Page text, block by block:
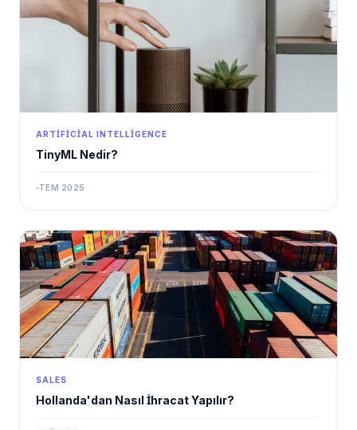
ARTIFICIAL INTELLIGENCE
TinyML Nedir?
TEM 2025
SALES
Hollanda'dan Nasıl İhracat Yapılır?